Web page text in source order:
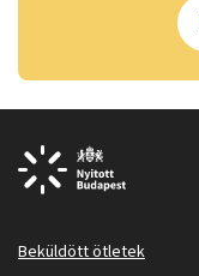
Beküldött ötletek